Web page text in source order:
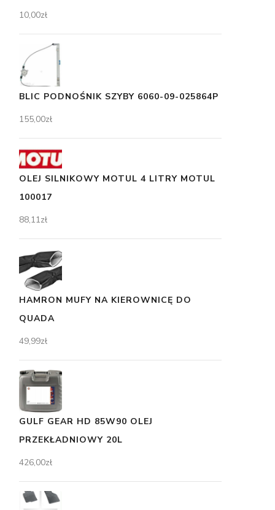
10,00zł
BLIC PODNOŚNIK SZYBY 6060-09-025864P
155,00zł
OLEJ SILNIKOWY MOTUL 4 LITRY MOTUL
100017
88,11zł
HAMRON MUFY NA KIEROWNICĘ DO
QUADA
49,99zł
GULF GEAR HD 85W90 OLEJ
PRZEKŁADNIOWY 20L
426,00zł